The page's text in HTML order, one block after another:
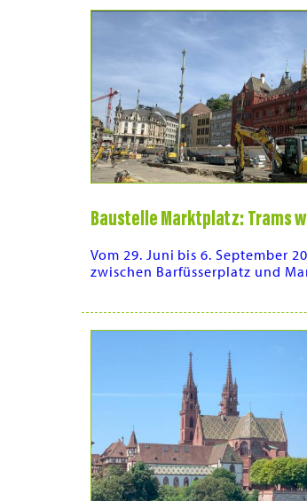
Baustelle Marktplatz: Trams
Vom 29. Juni bis 6. September
zwischen Barfüsserplatz und